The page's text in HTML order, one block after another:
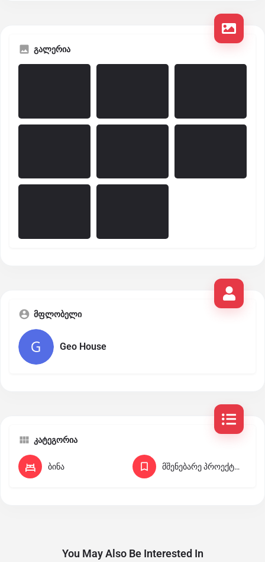
გალერია
მფლობელი
Geo House
კატეგორია
ბინა მშენებარე პროექტები
You May Also Be Interested In